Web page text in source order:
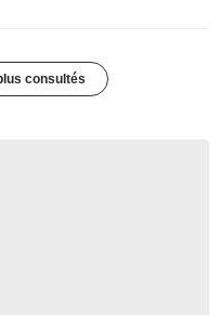
consultés